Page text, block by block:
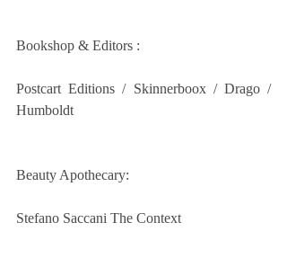
Bookshop & Editors :
Postcart Editions / Skinnerboox / Drago /
Humboldt
Beauty Apothecary:
Stefano Saccani The Context